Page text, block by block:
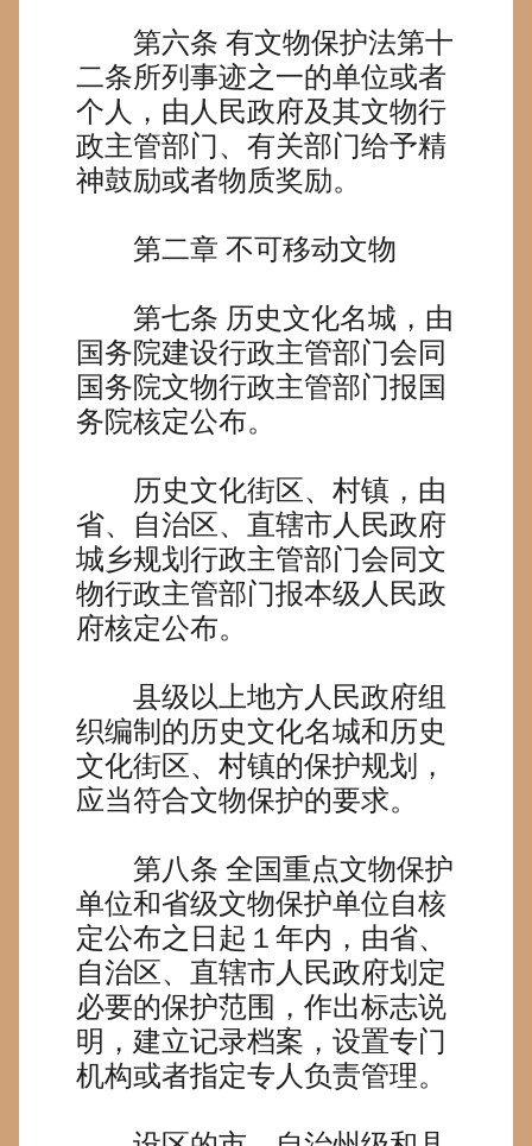
第六条 有文物保护法第十
二条所列事迹之一的单位或者
个人，由人民政府及其文物行
政主管部门、有关部门给予精
神鼓励或者物质奖励。
第二章 不可移动文物
第七条 历史文化名城，由
国务院建设行政主管部门会同
国务院文物行政主管部门报国
务院核定公布。
历史文化街区、村镇，由
省、自治区、直辖市人民政府
城乡规划行政主管部门会同文
物行政主管部门报本级人民政
府核定公布。
县级以上地方人民政府组
织编制的历史文化名城和历史
文化街区、村镇的保护规划，
应当符合文物保护的要求。
第八条 全国重点文物保护
单位和省级文物保护单位自核
定公布之日起１年内，由省、
自治区、直辖市人民政府划定
必要的保护范围，作出标志说
明，建立记录档案，设置专门
机构或者指定专人负责管理。